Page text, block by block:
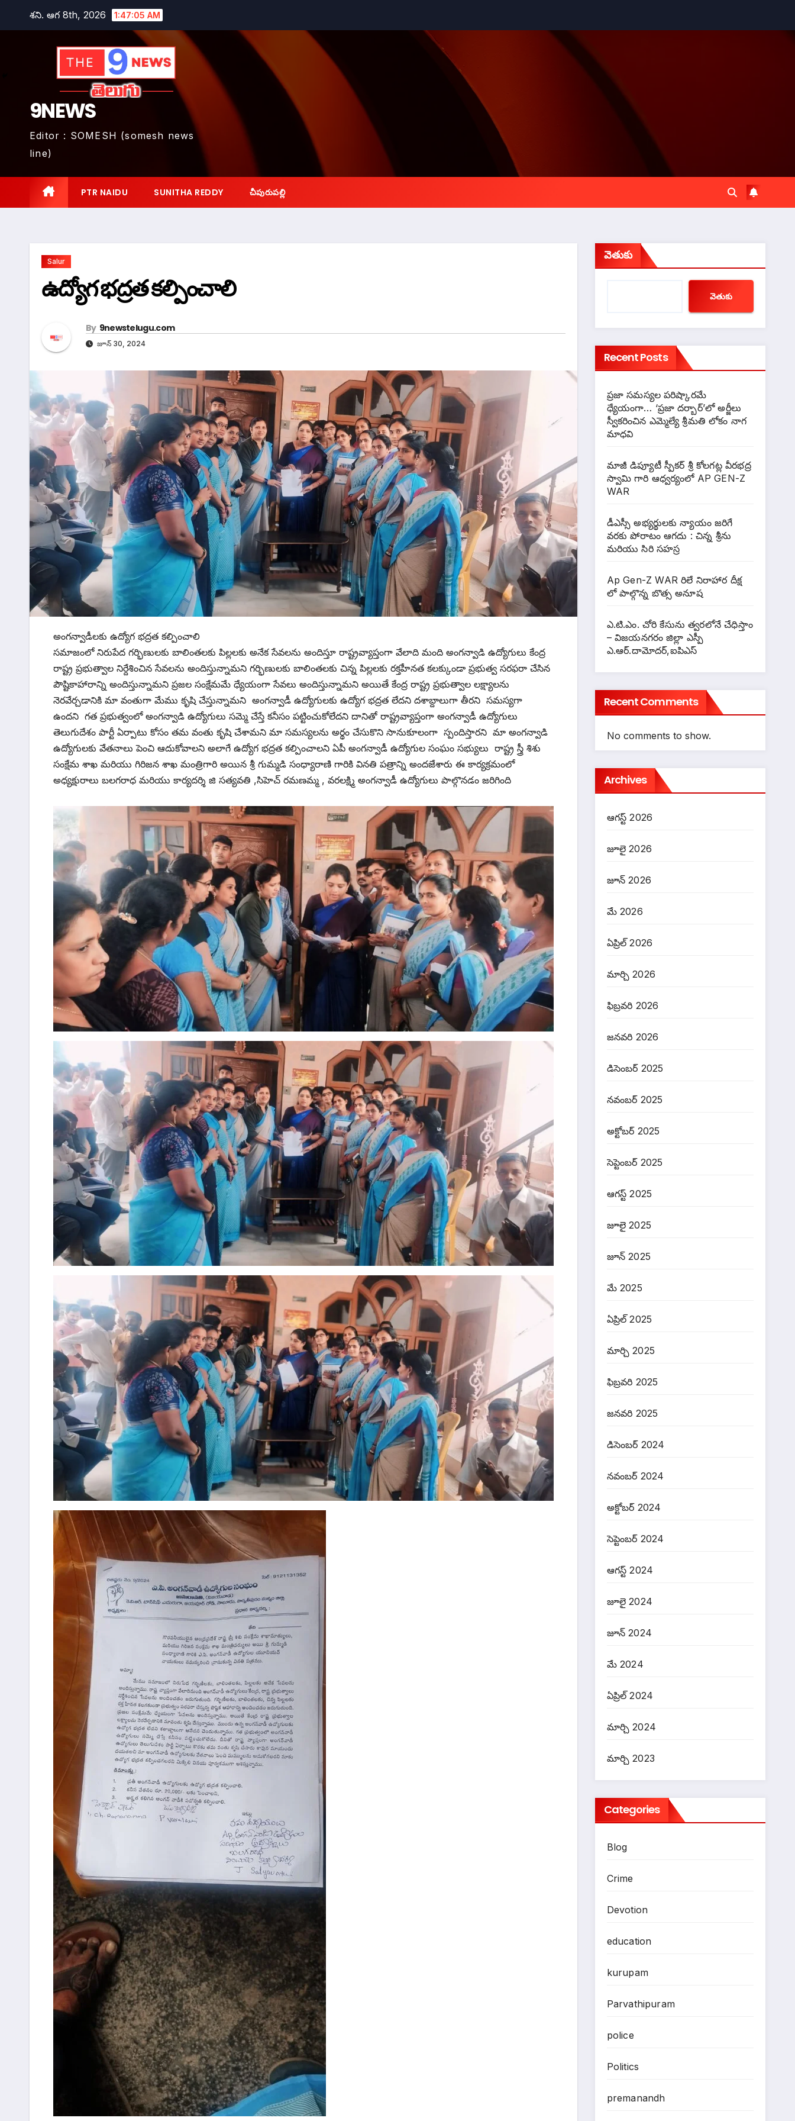
శని. ఆగ 8th, 2026 1:47:07 AM
9NEWS
Editor : SOMESH (somesh news
line)
PTR NAIDU SUNITHA REDDY చీపురుపల్లి
Salur
ఉద్యోగ భద్రత కల్పించాలి
By 9newstelugu.com
జూన్ 30, 2024
అంగన్వాడీలకు ఉద్యోగ భద్రత కల్పించాలి
సమాజంలో నిరుపేద గర్భిణులకు బాలింతలకు పిల్లలకు అనేక సేవలను అందిస్తూ రాష్ట్రవ్యాప్తంగా వేలాది మంది అంగన్వాడి ఉద్యోగులు కేంద్ర
రాష్ట్ర ప్రభుత్వాల నిర్దేశించిన సేవలను అందిస్తున్నామని గర్భిణులకు బాలింతలకు చిన్న పిల్లలకు రక్తహీనత కలక్కుండా ప్రభుత్వ సరఫరా చేసిన
పౌష్టికాహారాన్ని అందిస్తున్నామని ప్రజల సంక్షేమమే ధ్యేయంగా సేవలు అందిస్తున్నామని అయితే కేంద్ర రాష్ట్ర ప్రభుత్వాల లక్ష్యాలను
నెరవేర్చడానికి మా వంతుగా మేము కృషి చేస్తున్నామని అంగన్వాడీ ఉద్యోగులకు ఉద్యోగ భద్రత లేదని దశాబ్దాలుగా తీరని సమస్యగా
ఉందని గత ప్రభుత్వంలో అంగన్వాడి ఉద్యోగులు సమ్మె చేస్తే కనీసం పట్టించుకోలేదని దానితో రాష్ట్రవ్యాప్తంగా అంగన్వాడీ ఉద్యోగులు
తెలుగుదేశం పార్టీ ఏర్పాటు కోసం తమ వంతు కృషి చేశామని మా సమస్యలను అర్థం చేసుకొని సానుకూలంగా స్పందిస్తారని మా అంగన్వాడి
ఉద్యోగులకు వేతనాలు పెంచి ఆదుకోవాలని అలాగే ఉద్యోగ భద్రత కల్పించాలని ఏపీ అంగన్వాడీ ఉద్యోగుల సంఘం సభ్యులు రాష్ట్ర స్త్రీ శిశు
సంక్షేమ శాఖ మరియు గిరిజన శాఖ మంత్రిగారి అయిన శ్రీ గుమ్మడి సంధ్యారాణి గారికి వినతి పత్రాన్ని అందజేశారు ఈ కార్యక్రమంలో
అధ్యక్షురాలు బలగరాధ మరియు కార్యదర్శి జి సత్యవతి ,సిహెచ్ రమణమ్మ , వరలక్ష్మి అంగన్వాడీ ఉద్యోగులు పాల్గొనడం జరిగింది
వెతుకు
వెతుకు
Recent Posts
ప్రజా సమస్యల పరిష్కారమే
ధ్యేయంగా… ‘ప్రజా దర్బార్’లో అర్జీలు
స్వీకరించిన ఎమ్మెల్యే శ్రీమతి లోకం నాగ
మాధవి
మాజీ డిప్యూటీ స్పీకర్ శ్రీ కోలగట్ల వీరభద్ర
స్వామి గారి ఆధ్వర్యంలో AP GEN-Z
WAR
డీఎస్సీ అభ్యర్థులకు న్యాయం జరిగే
వరకు పోరాటం ఆగదు : చిన్న శ్రీను
మరియు సిరి సహస్ర
Ap Gen-Z WAR రిలే నిరాహార దీక్ష
లో పాల్గొన్న బొత్స అనూష
ఎ.టి.ఎం. చోరి కేసును త్వరలోనే చేధిస్తాం
– విజయనగరం జిల్లా ఎస్పీ
ఎ.ఆర్.దామోదర్,ఐపిఎస్
Recent Comments
No comments to show.
Archives
ఆగస్ట్ 2026
జూలై 2026
జూన్ 2026
మే 2026
ఏప్రిల్ 2026
మార్చి 2026
ఫిబ్రవరి 2026
జనవరి 2026
డిసెంబర్ 2025
నవంబర్ 2025
అక్టోబర్ 2025
సెప్టెంబర్ 2025
ఆగస్ట్ 2025
జూలై 2025
జూన్ 2025
మే 2025
ఏప్రిల్ 2025
మార్చి 2025
ఫిబ్రవరి 2025
జనవరి 2025
డిసెంబర్ 2024
నవంబర్ 2024
అక్టోబర్ 2024
సెప్టెంబర్ 2024
ఆగస్ట్ 2024
జూలై 2024
జూన్ 2024
మే 2024
ఏప్రిల్ 2024
మార్చి 2024
మార్చి 2023
Categories
Blog
Crime
Devotion
education
kurupam
Parvathipuram
police
Politics
premanandh